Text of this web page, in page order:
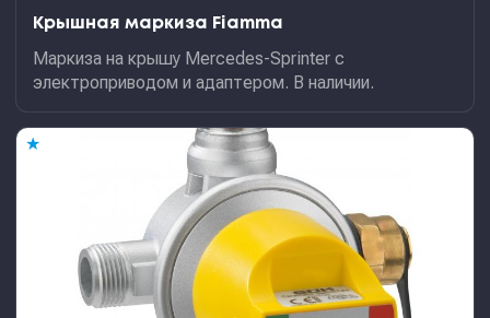
Крышная маркиза Fiamma
Маркиза на крышу Mercedes-Sprinter с
электроприводом и адаптером. В наличии.
★